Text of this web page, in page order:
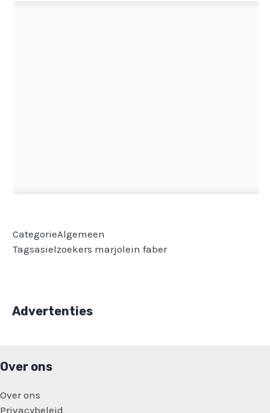
CategorieAlgemeen
Tagsasielzoekers marjolein faber
Advertenties
Over ons
Over ons
Privacybeleid